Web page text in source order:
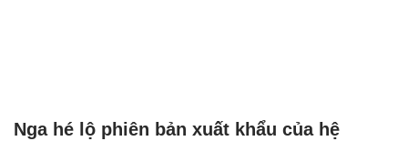
Nga hé lộ phiên bản xuất khẩu của hệ